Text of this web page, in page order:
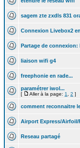
sagem zte zxdls 831
Connexion Livebox2
Partage de connexion:
liaison wifi g4
freephonie en rade...
paramétrer iwol...
[ Aller à la page: 1 2 ]
comment reconnaitre
Airport Express/Airfoil/
Reseau partagé